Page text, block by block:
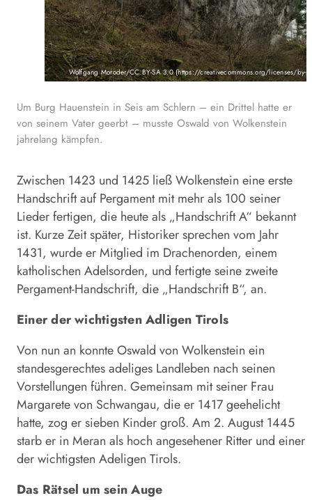
Wolfgang Moroder/CC BY-SA 3.0 (https://creativecommons.org/licenses/by-
Um Burg Hauenstein in Seis am Schlern – ein Drittel hatte er
von seinem Vater geerbt – musste Oswald von Wolkenstein
jahrelang kämpfen.
Zwischen 1423 und 1425 ließ Wolkenstein eine erste
Handschrift auf Pergament mit mehr als 100 seiner
Lieder fertigen, die heute als „Handschrift A“ bekannt
ist. Kurze Zeit später, Historiker sprechen vom Jahr
1431, wurde er Mitglied im Drachenorden, einem
katholischen Adelsorden, und fertigte seine zweite
Pergament-Handschrift, die „Handschrift B“, an.
Einer der wichtigsten Adligen Tirols
Von nun an konnte Oswald von Wolkenstein ein
standesgerechtes adeliges Landleben nach seinen
Vorstellungen führen. Gemeinsam mit seiner Frau
Margarete von Schwangau, die er 1417 geehelicht
hatte, zog er sieben Kinder groß. Am 2. August 1445
starb er in Meran als hoch angesehener Ritter und einer
der wichtigsten Adeligen Tirols.
Das Rätsel um sein Auge